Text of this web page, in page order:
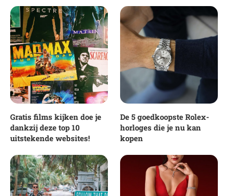
Gratis films kijken doe je
dankzij deze top 10
uitstekende websites!
De 5 goedkoopste Rolex-
horloges die je nu kan
kopen